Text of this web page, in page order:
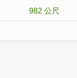
982 公尺